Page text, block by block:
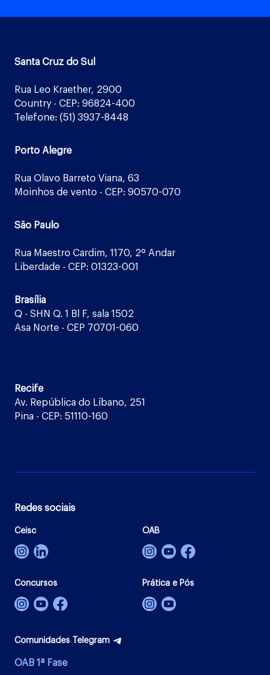
Santa Cruz do Sul
Rua Leo Kraether, 2900
Country - CEP: 96824-400
Telefone: (51) 3937-8448
Porto Alegre
Rua Olavo Barreto Viana, 63
Moinhos de vento - CEP: 90570-070
São Paulo
Rua Maestro Cardim, 1170, 2º Andar
Liberdade - CEP: 01323-001
Brasília
Q - SHN Q. 1 Bl F, sala 1502
Asa Norte - CEP 70701-060
Recife
Av. República do Líbano, 251
Pina - CEP: 51110-160
Redes sociais
Ceisc OAB
Concursos Prática e Pós
Comunidades Telegram
OAB 1ª Fase